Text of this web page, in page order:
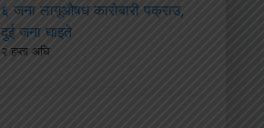
६ जना लागूऔषध कारोबारी पक्राउ,
दुई जना घाइते
२ हप्ता अघि